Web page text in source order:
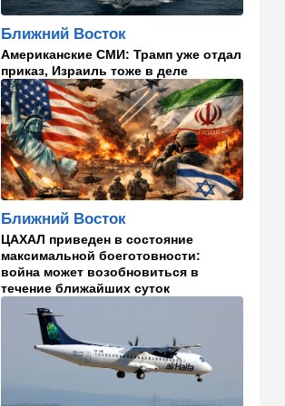
15:00 Культура
Звездное лето и водные
драконы в Израиле: куда
сходить с детьми на
каникулах
14:49 Стиль жизни
Спор, которому нет конца:
кто умнее - кошки или
собаки? Ученые дали ответ
14:41 Ближний Восток
Россия и Китай усиливают
поддержку Ирана: война с
США меняет баланс сил
14:18 Мнения
"Это ваше туда-сюда
страшно раздражает"
Транспорт
Ближний Восток
Американские СМИ: Трамп уже отдал
приказ, Израиль тоже в деле
Ближний Восток
ЦАХАЛ приведен в состояние
максимальной боеготовности:
война может возобновиться в
течение ближайших суток